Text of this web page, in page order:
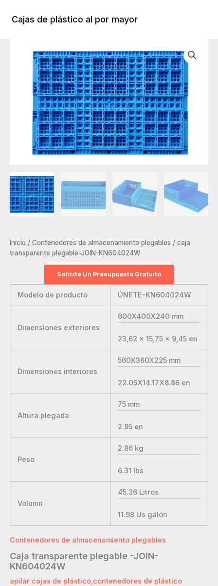
contenido
Cajas de plástico al por mayor
Inicio / Contenedores de almacenamiento plegables / caja
transparente plegable-JOIN-KN604024W
Solicite Un Presupuesto Gratuito
Modelo de producto ÚNETE-KN604024W
Dimensiones exteriores
600X400X240 mm
23,62 x 15,75 x 9,45 en
Dimensiones interiores
560X360X225 mm
22.05X14.17X8.86 en
Altura plegada
75 mm
2.95 en
Peso
2.86 kg
6.31 lbs
Volumn
45.36 Litros
11.98 Us galón
Contenedores de almacenamiento plegables
Caja transparente plegable -JOIN-
KN604024W
apilar cajas de plástico,contenedores de plástico